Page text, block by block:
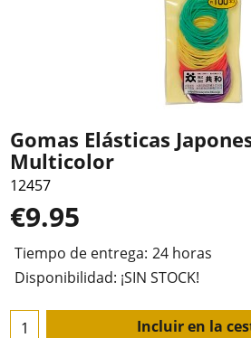
Gomas Elásticas
Multicolor
12457
€9.95
Tiempo de entrega: 24 horas
Disponibilidad: ¡SIN STOCK!
Incluir en la